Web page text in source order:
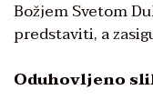
Božjem Svetom
predstaviti, a
Oduhovljeno